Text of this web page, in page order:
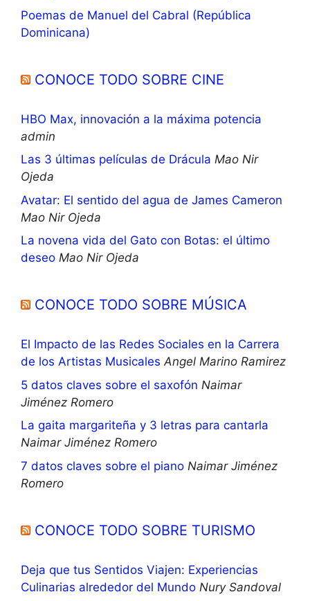
Poemas de Manuel del Cabral (República
Dominicana)
CONOCE TODO SOBRE CINE
HBO Max, innovación a la máxima potencia
admin
Las 3 últimas películas de Drácula Mao Nir
Ojeda
Avatar: El sentido del agua de James Cameron
Mao Nir Ojeda
La novena vida del Gato con Botas: el último
deseo Mao Nir Ojeda
CONOCE TODO SOBRE MÚSICA
El Impacto de las Redes Sociales en la Carrera
de los Artistas Musicales Angel Marino Ramirez
5 datos claves sobre el saxofón Naimar
Jiménez Romero
La gaita margariteña y 3 letras para cantarla
Naimar Jiménez Romero
7 datos claves sobre el piano Naimar Jiménez
Romero
CONOCE TODO SOBRE TURISMO
Deja que tus Sentidos Viajen: Experiencias
Culinarias alrededor del Mundo Nury Sandoval